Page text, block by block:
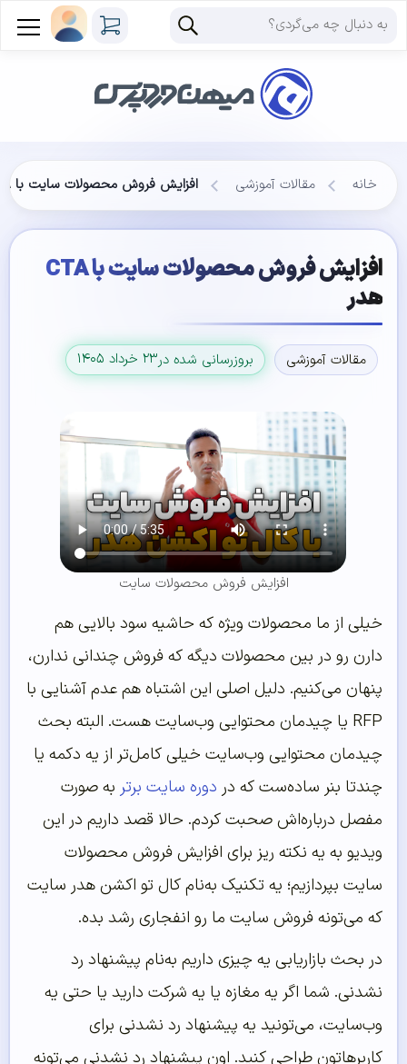
خانه مقالات آموزشی افزایش فروش محصولات سایت با CTA هدر
افزایش فروش محصولات سایت با CTA
هدر
مقالات آموزشی بروزرسانی شده در۲۳ خرداد ۱۴۰۵
افزایش فروش محصولات سایت
خیلی از ما محصولات ویژه که حاشیه سود بالایی هم
دارن رو در بین محصولات دیگه که فروش چندانی ندارن،
پنهان می‌کنیم. دلیل اصلی این اشتباه هم عدم آشنایی با
RFP یا چیدمان محتوایی وب‌سایت هست. البته بحث
چیدمان محتوایی وب‌سایت خیلی کامل‌تر از یه دکمه یا
چندتا بنر ساده‌ست که در دوره سایت برتر به صورت
مفصل درباره‌اش صحبت کردم. حالا قصد داریم در این
ویدیو به یه نکته ریز برای افزایش فروش محصولات
سایت بپردازیم؛ یه تکنیک به‌نام کال تو اکشن هدر سایت
که می‌تونه فروش سایت ما رو انفجاری رشد بده.
در بحث بازاریابی یه چیزی داریم به‌نام پیشنهاد رد
نشدنی. شما اگر یه مغازه یا یه شرکت دارید یا حتی یه
وب‌سایت، می‌تونید یه پیشنهاد رد نشدنی برای
کاربرهاتون طراحی کنید. اون پیشنهاد رد نشدنی می‌تونه